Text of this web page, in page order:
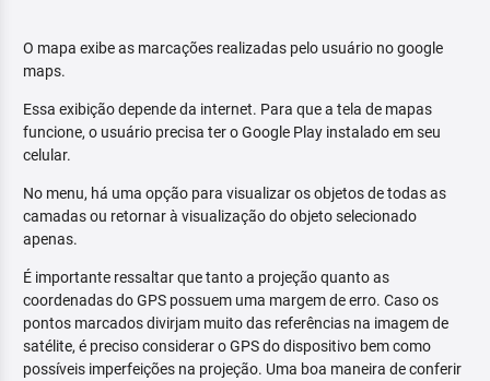
O mapa exibe as marcações realizadas pelo usuário no google
maps.
Essa exibição depende da internet. Para que a tela de mapas
funcione, o usuário precisa ter o Google Play instalado em seu
celular.
No menu, há uma opção para visualizar os objetos de todas as
camadas ou retornar à visualização do objeto selecionado
apenas.
É importante ressaltar que tanto a projeção quanto as
coordenadas do GPS possuem uma margem de erro. Caso os
pontos marcados divirjam muito das referências na imagem de
satélite, é preciso considerar o GPS do dispositivo bem como
possíveis imperfeições na projeção. Uma boa maneira de conferir